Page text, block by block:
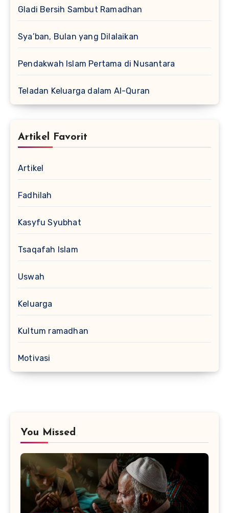
Gladi Bersih Sambut Ramadhan
Sya’ban, Bulan yang Dilalaikan
Pendakwah Islam Pertama di Nusantara
Teladan Keluarga dalam Al-Quran
Artikel Favorit
Artikel
Fadhilah
Kasyfu Syubhat
Tsaqafah Islam
Uswah
Keluarga
Kultum ramadhan
Motivasi
You Missed